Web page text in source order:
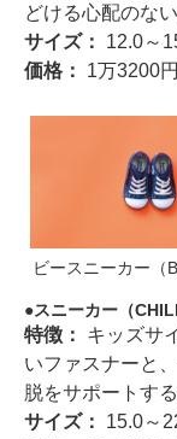
どける心配のな
サイズ： 12.0～
価格： 1万3200円
ビースニーカー（
スニーカー（
特徴： キッズサ
いファスナーと
脱をサポートする
サイズ： 15.0～